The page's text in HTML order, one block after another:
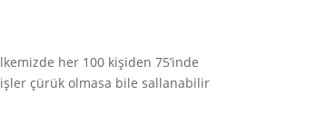
her 100 kişiden 75’inde
çürük olmasa bile sallanabilir